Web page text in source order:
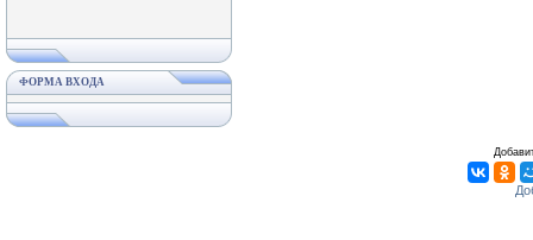
ФОРМА ВХОДА